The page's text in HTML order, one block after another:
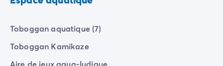
Camping Sardaigne
Camping Toscane
Camping Florence
Camping Trentin-Haut-Adige
Toboggan aquatique (7)
Toboggan Kamikaze
Aire de jeux aqua-ludique